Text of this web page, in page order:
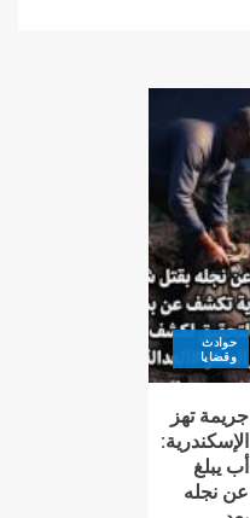
حوادث
وقضايا
جريمة تهز
الإسكندرية:
أب يبلغ
عن نجله